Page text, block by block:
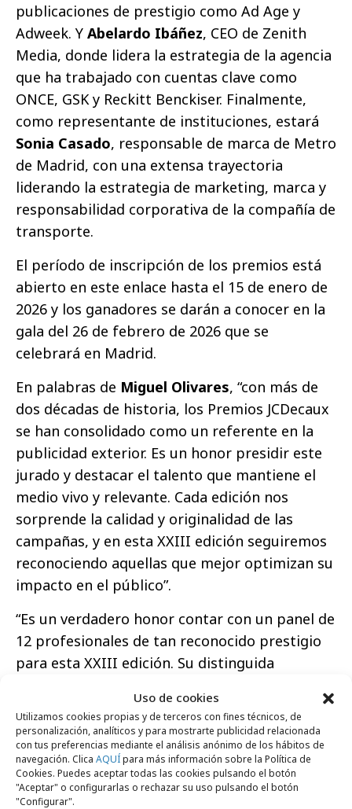
Uso de cookies
Utilizamos cookies propias y de terceros con fines técnicos, de
personalización, analíticos y para mostrarte publicidad relacionada
con tus preferencias mediante el análisis anónimo de los hábitos de
navegación. Clica AQUÍpara más información sobre la Política de
Cookies. Puedes aceptar todas las cookies pulsando el botón
"Aceptar" o configurarlas o rechazar su uso pulsando el botón
"Configurar".
publicaciones de prestigio como Ad Age y
Adweek. Y Abelardo Ibáñez, CEO de Zenith
Media, donde lidera la estrategia de la agencia
que ha trabajado con cuentas clave como
ONCE, GSK y Reckitt Benckiser. Finalmente,
como representante de instituciones, estará
Sonia Casado, responsable de marca de Metro
de Madrid, con una extensa trayectoria
liderando la estrategia de marketing, marca y
responsabilidad corporativa de la compañía de
transporte.
El período de inscripción de los premios está
abierto en este enlace hasta el 15 de enero de
2026 y los ganadores se darán a conocer en la
gala del 26 de febrero de 2026 que se
celebrará en Madrid.
En palabras de Miguel Olivares, “con más de
dos décadas de historia, los Premios JCDecaux
se han consolidado como un referente en la
publicidad exterior. Es un honor presidir este
jurado y destacar el talento que mantiene el
medio vivo y relevante. Cada edición nos
sorprende la calidad y originalidad de las
campañas, y en esta XXIII edición seguiremos
reconociendo aquellas que mejor optimizan su
impacto en el público”.
“Es un verdadero honor contar con un panel de
12 profesionales de tan reconocido prestigio
para esta XXIII edición. Su distinguida
anunciantes y agencias de medios, garantiza
una evaluación del más alto rigor y eleva el
estándar de nuestros premios. Agradecemos
sinceramente su participación y compromiso
con la excelencia creativa en el medio